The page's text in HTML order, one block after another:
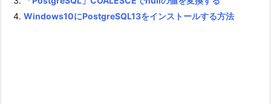
Windows10にPostgreSQL13をインストールする方法